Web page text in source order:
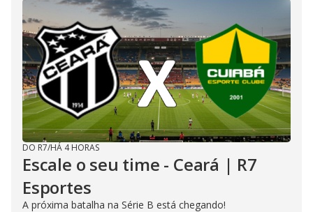
DO R7/HÁ 4 HORAS
Escale o seu time - Ceará | R7
Esportes
A próxima batalha na Série B está chegando!